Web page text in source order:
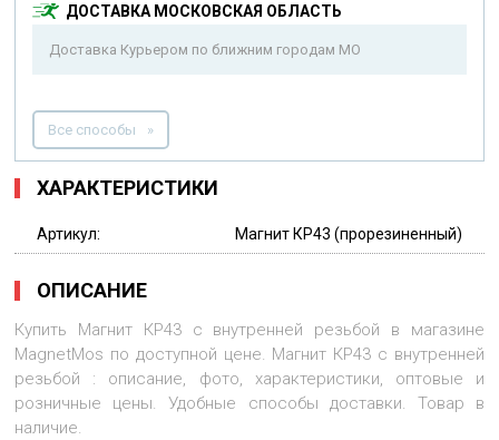
ДОСТАВКА МОСКОВСКАЯ ОБЛАСТЬ
Доставка Курьером по ближним городам МО
Все способы
ХАРАКТЕРИСТИКИ
Артикул: Магнит КР43 (прорезиненный)
ОПИСАНИЕ
Купить Магнит КР43 с внутренней резьбой в магазине
MagnetMos по доступной цене. Магнит КР43 с внутренней
резьбой : описание, фото, характеристики, оптовые и
розничные цены. Удобные способы доставки. Товар в
наличие.